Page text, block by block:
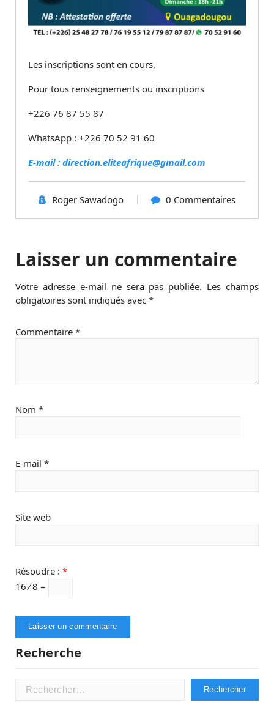
Les inscriptions sont en cours,
Pour tous renseignements ou inscriptions
+226 76 87 55 87
WhatsApp : +226 70 52 91 60
E-mail : direction.eliteafrique@gmail.com
Roger Sawadogo 0 Commentaires
Laisser un commentaire
Votre adresse e-mail ne sera pas publiée. Les champs
obligatoires sont indiqués avec *
Commentaire *
Nom *
E-mail *
Site web
Résoudre : *
16 ⁄ 8 =
Recherche
Rechercher :